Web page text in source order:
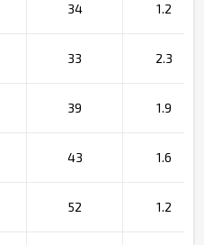
34 1.2
33 2.3
39 1.9
43 1.6
52 1.2